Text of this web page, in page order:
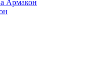
Армакон